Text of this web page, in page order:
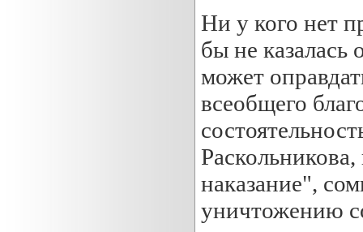
Ни у кого нет
бы не
может
всеобщего
наказание",
уничтожению